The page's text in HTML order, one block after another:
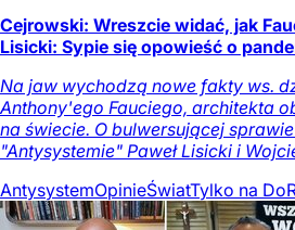
Cejrowski: Wreszcie widać, jak
Lisicki: Sypie się opowieść o
Na jaw wychodzą nowe fakty ws.
Anthony'ego Fauciego, architekta
na świecie. O bulwersującej
"Antysystemie" Paweł Lisicki i
AntysystemOpinieŚwiatTylko na